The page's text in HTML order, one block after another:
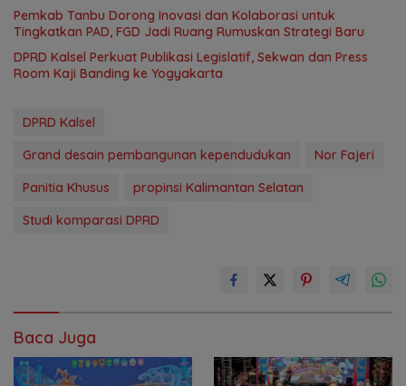
Pemkab Tanbu Dorong Inovasi dan Kolaborasi untuk
Tingkatkan PAD, FGD Jadi Ruang Rumuskan Strategi Baru
‎DPRD Kalsel Perkuat Publikasi Legislatif, Sekwan dan Press
Room Kaji Banding ke Yogyakarta
DPRD Kalsel
Grand desain pembangunan kependudukan
Nor Fajeri
Panitia Khusus
propinsi Kalimantan Selatan
Studi komparasi DPRD
Baca Juga